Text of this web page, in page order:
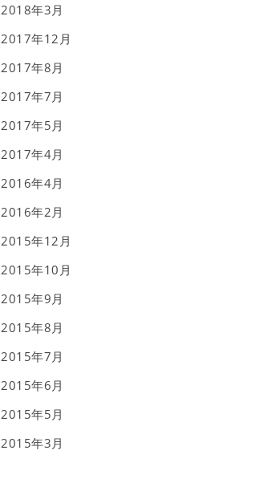
2018年3月
2017年12月
2017年8月
2017年7月
2017年5月
2017年4月
2016年4月
2016年2月
2015年12月
2015年10月
2015年9月
2015年8月
2015年7月
2015年6月
2015年5月
2015年3月